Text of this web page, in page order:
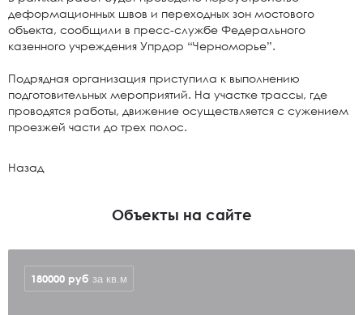
деформационных швов и переходных зон мостового
объекта, сообщили в пресс-службе Федерального
казенного учреждения Упрдор “Черноморье”.
Подрядная организация приступила к выполнению
подготовительных мероприятий. На участке трассы, где
проводятся работы, движение осуществляется с сужением
проезжей части до трех полос.
Назад
Объекты на сайте
180000 руб за кв.м